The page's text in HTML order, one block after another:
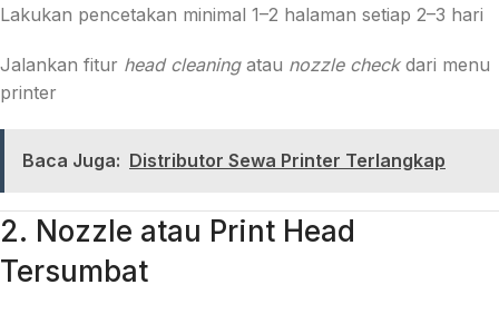
Lakukan pencetakan minimal 1–2 halaman setiap 2–3 hari
Jalankan fitur head cleaningatau nozzle checkdari menu
printer
Baca Juga: Distributor Sewa Printer Terlangkap
2. Nozzle atau Print Head
Tersumbat